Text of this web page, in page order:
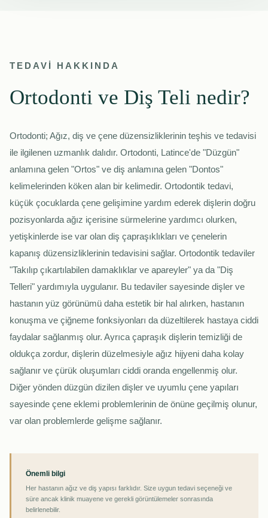
TEDAVİ HAKKINDA
Ortodonti ve Diş Teli nedir?
Ortodonti; Ağız, diş ve çene düzensizliklerinin teşhis ve tedavisi
ile ilgilenen uzmanlık dalıdır. Ortodonti, Latince'de "Düzgün"
anlamına gelen "Ortos" ve diş anlamına gelen "Dontos"
kelimelerinden köken alan bir kelimedir. Ortodontik tedavi,
küçük çocuklarda çene gelişimine yardım ederek dişlerin doğru
pozisyonlarda ağız içerisine sürmelerine yardımcı olurken,
yetişkinlerde ise var olan diş çapraşıklıkları ve çenelerin
kapanış düzensizliklerinin tedavisini sağlar. Ortodontik tedaviler
"Takılıp çıkartılabilen damaklıklar ve apareyler" ya da "Diş
Telleri" yardımıyla uygulanır. Bu tedaviler sayesinde dişler ve
hastanın yüz görünümü daha estetik bir hal alırken, hastanın
konuşma ve çiğneme fonksiyonları da düzeltilerek hastaya ciddi
faydalar sağlanmış olur. Ayrıca çapraşık dişlerin temizliği de
oldukça zordur, dişlerin düzelmesiyle ağız hijyeni daha kolay
sağlanır ve çürük oluşumları ciddi oranda engellenmiş olur.
Diğer yönden düzgün dizilen dişler ve uyumlu çene yapıları
sayesinde çene eklemi problemlerinin de önüne geçilmiş olunur,
var olan problemlerde gelişme sağlanır.
Önemli bilgi
Her hastanın ağız ve diş yapısı farklıdır. Size uygun tedavi seçeneği ve
süre ancak klinik muayene ve gerekli görüntülemeler sonrasında
belirlenebilir.